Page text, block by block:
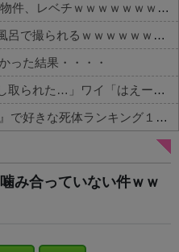
【画像】 北海道の1500万の中古物件、レベチｗｗｗｗｗｗｗｗｗｗｗｗｗｗｗｗｗｗｗｗ
【画像】24歳の人妻さん、露天風呂で撮られるｗｗｗｗｗｗｗｗｗｗｗｗｗｗｗｗｗ
った結果・・・・
積水ハウス「地面師に55億円騙し取られた…」ワイ「はえーかわいそう…会社滅茶苦茶やろなぁ」→
【画像】 『金田一少年の事件簿』で好きな死体ランキング１位がこちら！
み合っていない件ｗｗ